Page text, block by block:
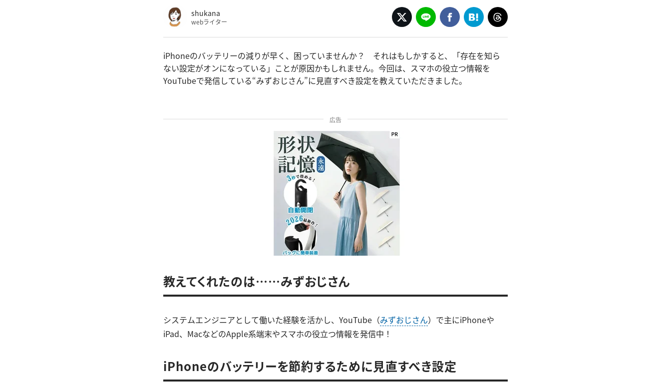
shukana
webライター
iPhoneのバッテリーの減りが早く、困っていませんか？ それはもしかすると、「存在を知ら
ない設定がオンになっている」ことが原因かもしれません。今回は、スマホの役立つ情報を
YouTubeで発信している“みずおじさん”に見直すべき設定を教えていただきました。
広告
教えてくれたのは……みずおじさん
システムエンジニアとして働いた経験を活かし、YouTube（みずおじさん）で主にiPhoneや
iPad、MacなどのApple系端末やスマホの役立つ情報を発信中！
iPhoneのバッテリーを節約するために見直すべき設定